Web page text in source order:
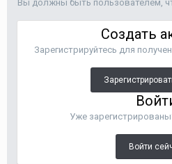
Вы должны быть пользователем,
Создать
Зарегистрируйтесь для
Уже
Войти